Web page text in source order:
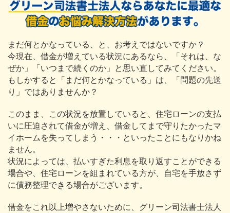
まだ何とかなっている、と、お考えではないですか？
今現在、借金が増えている状況にあるなら、「それは、な
ぜか」「いつまで続くのか」と思い直してみてください。
もしかすると「まだ何とかなっている」は、「問題の先送
り」ではありませんか？
このまま、この状況を放置していると、住宅ローンの支払
いに圧迫されて借金が増え、借金してまで守りたかったマ
イホームを失ってしまう・・・といったことにもなりかね
ません。
状況によっては、払いすぎた利息を取り返すことができる
場合や、住宅ローンを組まれている方が、自宅を手放さず
に債務整理できる場合がございます。
借金をこれ以上増やさないために、グリーン司法書士法人